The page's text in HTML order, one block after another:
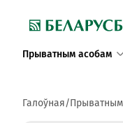
Прыватным асобам
Галоўная